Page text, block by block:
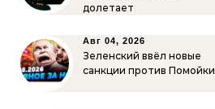
долетает
Авг 04, 2026
Зеленский ввёл новые
санкции против Помойки